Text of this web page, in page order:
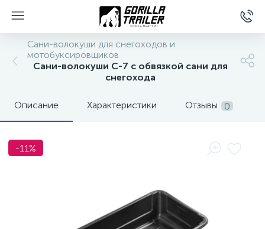
Сани-волокуши для снегоходов и
мотобуксировщиков
Сани-волокуши С-7 c обвязкой сани для
снегохода
Описание Характеристики Отзывы 0
-11%